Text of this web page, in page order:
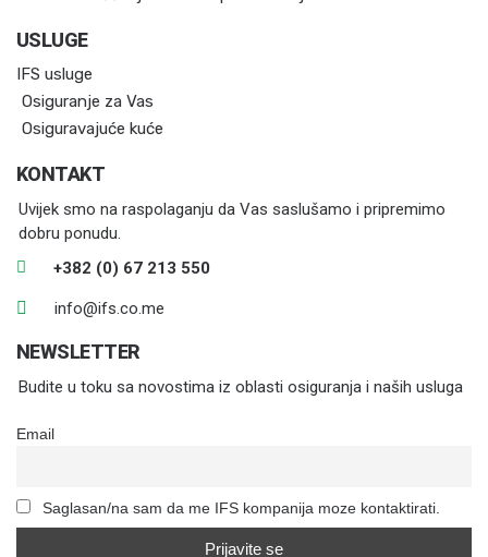
USLUGE
IFS usluge
Osiguranje za Vas
Osiguravajuće kuće
KONTAKT
Uvijek smo na raspolaganju da Vas saslušamo i pripremimo
dobru ponudu.
+382 (0) 67 213 550
info@ifs.co.me
NEWSLETTER
Budite u toku sa novostima iz oblasti osiguranja i naših usluga
Email
Saglasan/na sam da me IFS kompanija moze kontaktirati.